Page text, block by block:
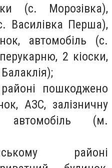
(с. Морозівка),
Василівка Перша),
автомобіль (с.
2 кіоски,
пошкоджено
АЗС, залізничну
автомобіль (м.
районі